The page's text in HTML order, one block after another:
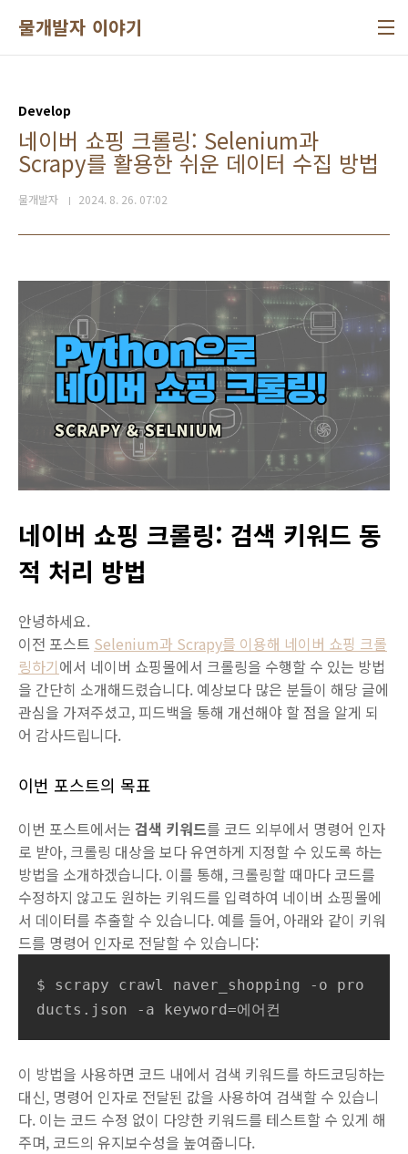
물개발자 이야기
Develop
네이버 쇼핑 크롤링: Selenium과
Scrapy를 활용한 쉬운 데이터 수집 방법
물개발자 2024. 8. 26. 07:02
네이버 쇼핑 크롤링: 검색 키워드 동
적 처리 방법
안녕하세요.
이전 포스트 Selenium과 Scrapy를 이용해 네이버 쇼핑 크롤
링하기에서 네이버 쇼핑몰에서 크롤링을 수행할 수 있는 방법
을 간단히 소개해드렸습니다. 예상보다 많은 분들이 해당 글에
관심을 가져주셨고, 피드백을 통해 개선해야 할 점을 알게 되
어 감사드립니다.
이번 포스트의 목표
이번 포스트에서는 검색 키워드를 코드 외부에서 명령어 인자
로 받아, 크롤링 대상을 보다 유연하게 지정할 수 있도록 하는
방법을 소개하겠습니다. 이를 통해, 크롤링할 때마다 코드를
수정하지 않고도 원하는 키워드를 입력하여 네이버 쇼핑몰에
서 데이터를 추출할 수 있습니다. 예를 들어, 아래와 같이 키워
드를 명령어 인자로 전달할 수 있습니다:
$ scrapy crawl naver_shopping -o pro
ducts.json -a keyword=에어컨
이 방법을 사용하면 코드 내에서 검색 키워드를 하드코딩하는
대신, 명령어 인자로 전달된 값을 사용하여 검색할 수 있습니
다. 이는 코드 수정 없이 다양한 키워드를 테스트할 수 있게 해
주며, 코드의 유지보수성을 높여줍니다.